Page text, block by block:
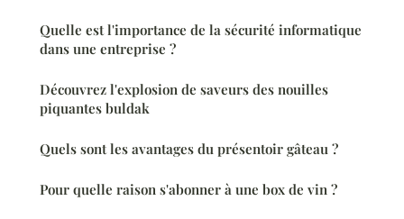
Quelle est l'importance de la sécurité informatique
dans une entreprise ?
Découvrez l'explosion de saveurs des nouilles
piquantes buldak
Quels sont les avantages du présentoir gâteau ?
Pour quelle raison s'abonner à une box de vin ?